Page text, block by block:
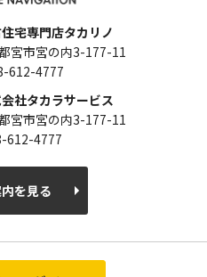
住宅専門店タカリノ
宮市宮の内3-177-11
612-4777
会社タカラサービス
宮市宮の内3-177-11
612-4777
を見る